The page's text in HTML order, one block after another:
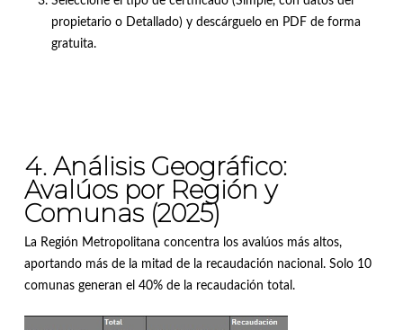
propietario o Detallado) y descárguelo en PDF de forma
gratuita.
4. Análisis Geográfico:
Avalúos por Región y
Comunas (2025)
La Región Metropolitana concentra los avalúos más altos,
aportando más de la mitad de la recaudación nacional . Solo 10
comunas generan el 40% de la recaudación total .